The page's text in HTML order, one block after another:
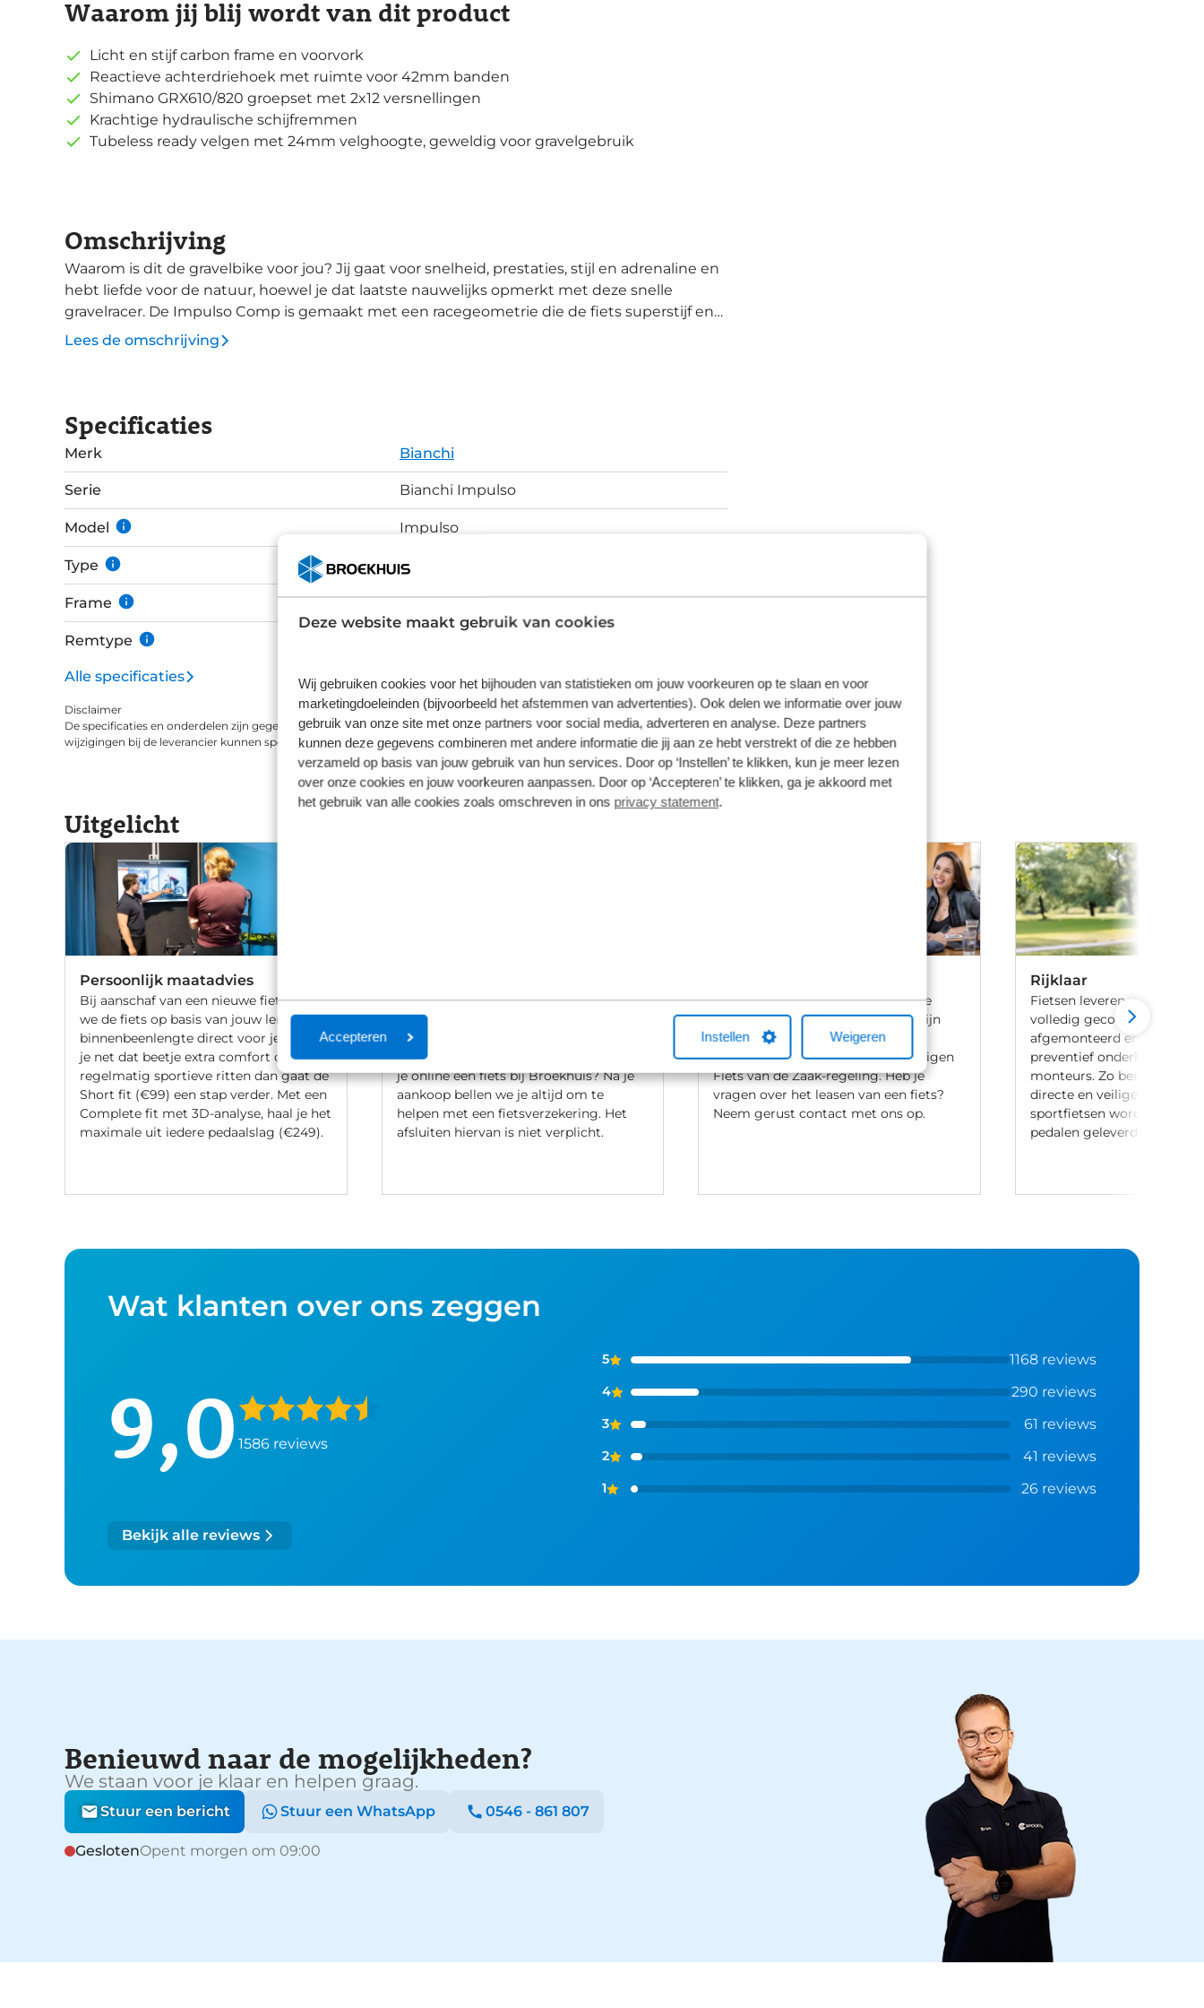
Deze website maakt gebruik van cookies
Wij gebruiken cookies voor het bijhouden van statistieken om jouw voorkeuren op te slaan en voor
marketingdoeleinden (bijvoorbeeld het afstemmen van advertenties). Ook delen we informatie over jouw
gebruik van onze site met onze partners voor social media, adverteren en analyse. Deze partners
kunnen deze gegevens combineren met andere informatie die jij aan ze hebt verstrekt of die ze hebben
verzameld op basis van jouw gebruik van hun services. Door op ‘Instellen’ te klikken, kun je meer lezen
over onze cookies en jouw voorkeuren aanpassen. Door op ‘Accepteren’ te klikken, ga je akkoord met
het gebruik van alle cookies zoals omschreven in ons privacy statement.
Accepteren Instellen Weigeren
Waarom jij blij wordt van dit product
Licht en stijf carbon frame en voorvork
Reactieve achterdriehoek met ruimte voor 42mm banden
Shimano GRX610/820 groepset met 2x12 versnellingen
Krachtige hydraulische schijfremmen
Tubeless ready velgen met 24mm velghoogte, geweldig voor gravelgebruik
Omschrijving
Waarom is dit de gravelbike voor jou? Jij gaat voor snelheid, prestaties, stijl en adrenaline en
hebt liefde voor de natuur, hoewel je dat laatste nauwelijks opmerkt met deze snelle
gravelracer. De Impulso Comp is gemaakt met een racegeometrie die de fiets superstijf en
responsief maakt. Het frame is op de belangrijkste punten extra groot, zodat je er met
maximaal 700x42c. Deze uitvoering is afgemonteerd met een GRX610/820 2x12-speed
groepset met hydraulische schijfremmen. De velgen zijn tubeless ready en hebben een
24mm hoog profiel, waarmee de wielen het allroundgebruik waarmaken. De afbeeldingen
geven een indicatie van de fiets, maar tonen niet altijd de exacte afmontage. De
specificaties onderaan geven de details van dit model.
Lees de omschrijving
Specificaties
Merk Bianchi
Serie Bianchi Impulso
Model Impulso
Type Gravelbike
Frame Bianchi Impulso
Remtype
Alle specificaties
Disclaimer
De specificaties en onderdelen zijn gegeven op basis van aanlevering van de leverancier. Op basis van beschikbaarheid of
wijzigingen bij de leverancier kunnen specificaties afwijken.
Uitgelicht
Persoonlijk maatadvies
Bij aanschaf van een nieuwe fiets stellen
we de fiets op basis van jouw lengte en
binnenbeenlengte direct voor je af. Wil
je net dat beetje extra comfort of fiets je
regelmatig sportieve ritten dan gaat de
Short fit (€99) een stap verder. Met een
Complete fit met 3D-analyse, haal je het
maximale uit iedere pedaalslag (€249).
Een Kingpolis voor Broekhuis
Fietsverzekering sluit je af in één van de
Broekhuis-fietsenwinkels of telefonisch
met één van onze medewerkers. Kocht
je online een fiets bij Broekhuis? Na je
aankoop bellen we je altijd om te
helpen met een fietsverzekering. Het
afsluiten hiervan is niet verplicht.
Bij Broekhuis ben je aan het goede
adres om een fiets te leasen. Wij zijn
aangesloten bij meerdere lease
maatschappijen en hebben onze eigen
Fiets van de Zaak-regeling. Heb je
vragen over het leasen van een fiets?
Neem gerust contact met ons op.
Rijklaar
Fietsen leveren we 100%
volledig gecontroleerd,
afgemonteerd en voorzien
preventief onderhoud door
monteurs. Zo ben je
directe en veilige ritten. Let
sportfietsen worden
pedalen geleverd.
Wat klanten over ons zeggen
9,0 1586 reviews
5 1168 reviews
4 290 reviews
3 61 reviews
2 41 reviews
1 26 reviews
Bekijk alle reviews
Benieuwd naar de mogelijkheden?
We staan voor je klaar en helpen graag.
Stuur een bericht Stuur een WhatsApp 0546 - 861 807
GeslotenOpent morgen om 09:00